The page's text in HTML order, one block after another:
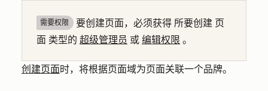
需要权限 要创建页面，必须获得 所要创建 页
面 类型的 超级管理员 或 编辑权限 。
创建页面时，将根据页面域为页面关联一个品牌。